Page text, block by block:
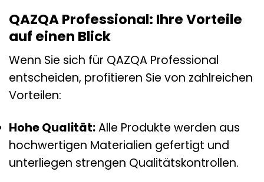
QAZQA Professional: Ihre Vorteile
auf einen Blick
Wenn Sie sich für QAZQA Professional
entscheiden, profitieren Sie von zahlreichen
Vorteilen:
Hohe Qualität:Alle Produkte werden aus
hochwertigen Materialien gefertigt und
unterliegen strengen Qualitätskontrollen.